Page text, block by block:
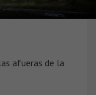
afueras de la